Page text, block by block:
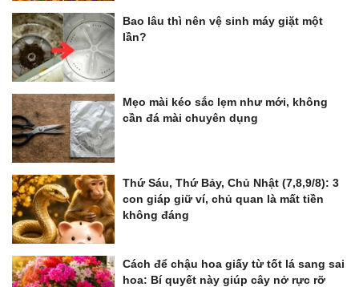
Bao lâu thì nên vệ sinh máy giặt một
lần?
Mẹo mài kéo sắc lẹm như mới, không
cần đá mài chuyên dụng
Thứ Sáu, Thứ Bảy, Chủ Nhật (7,8,9/8): 3
con giáp giữ ví, chủ quan là mất tiền
không đáng
Cách để chậu hoa giấy từ tốt lá sang sai
hoa: Bí quyết này giúp cây nở rực rỡ